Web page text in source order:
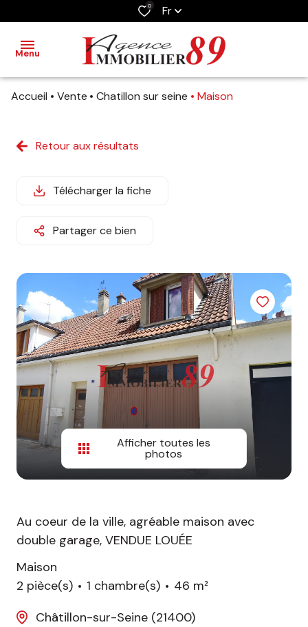
0 Fr
Menu
VENTES
AGENCE
Accueil Vente Chatillon sur seine Maison
Retour aux résultats
Télécharger la fiche
Partager ce bien
Afficher toutes les
photos
Au coeur de la ville, agréable maison avec
double garage, VENDUE LOUÉE
Maison
2 pièce(s)
1 chambre(s)
46 m²
Châtillon-sur-Seine (21400)